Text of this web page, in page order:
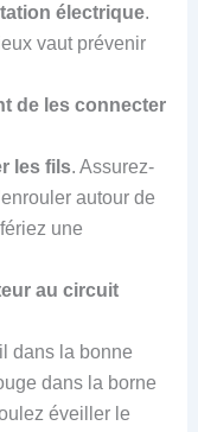
électrique.
vaut prévenir
de les connecter
les fils. Assurez-
autour de
une
au circuit
dans la bonne
dans la borne
éveiller le